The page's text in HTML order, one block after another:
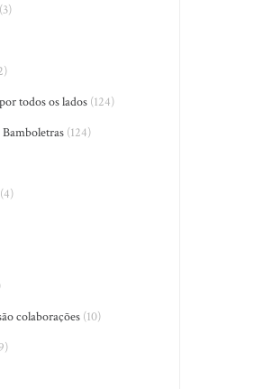
(3)
todos os lados (124)
(124)
(4)
colaborações (10)